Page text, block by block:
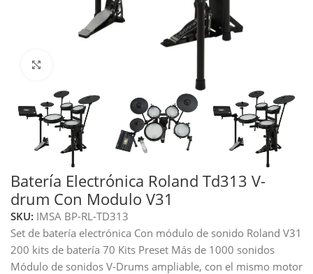
Batería Electrónica Roland Td313 V-
drum Con Modulo V31
SKU: IMSA BP-RL-TD313
Set de batería electrónica Con módulo de sonido Roland V31
200 kits de batería 70 Kits Preset Más de 1000 sonidos
Módulo de sonidos V-Drums ampliable, con el mismo motor